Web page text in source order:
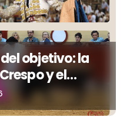
objetivo: la
y el